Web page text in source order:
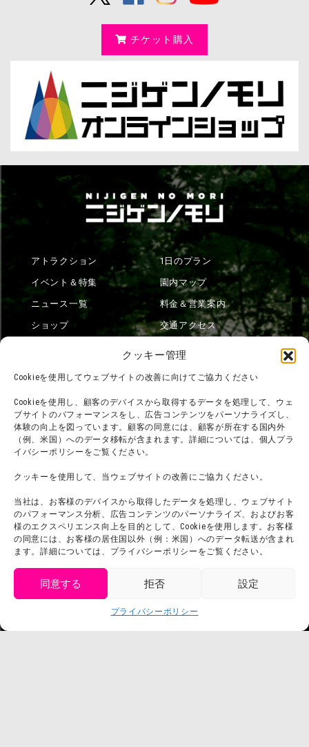
クッキー管理
Cookieを使用してウェブサイトの改善に向けてご協力ください
Cookieを使用し、顧客のデバイスから取得するデータを処理して、ウェ
ブサイトのパフォーマンスをし、広告コンテンツをパーソナライズし、
体験の向上を図っています。顧客の同意には、顧客が所在する国内外
（例、米国）へのデータ移転が含まれます。詳細については、個人プラ
イバシーポリシーをご覧ください。
クッキーを使用して、当ウェブサイトの改善にご協力ください。
当社は、お客様のデバイスから取得したデータを処理し、ウェブサイト
のパフォーマンス分析、広告コンテンツのパーソナライズ、およびお客
様のエクスペリエンス向上を目的として、Cookieを使用します。お客様
の同意には、お客様の居住国以外（例：米国）へのデータ転送が含まれ
ます。詳細については、プライバシーポリシーをご覧ください。
同意する 拒否 設定
プライバシーポリシー
チケット購入
アトラクション
イベント＆特集
ニュース一覧
ショップ
1日のプラン
園内マップ
料金＆営業案内
交通アクセス
団体利用について
お問い合わせ
利用規約
プライバシーポリシー
プレスリリース
メディア掲載実績
会社概要
スタッフ募集